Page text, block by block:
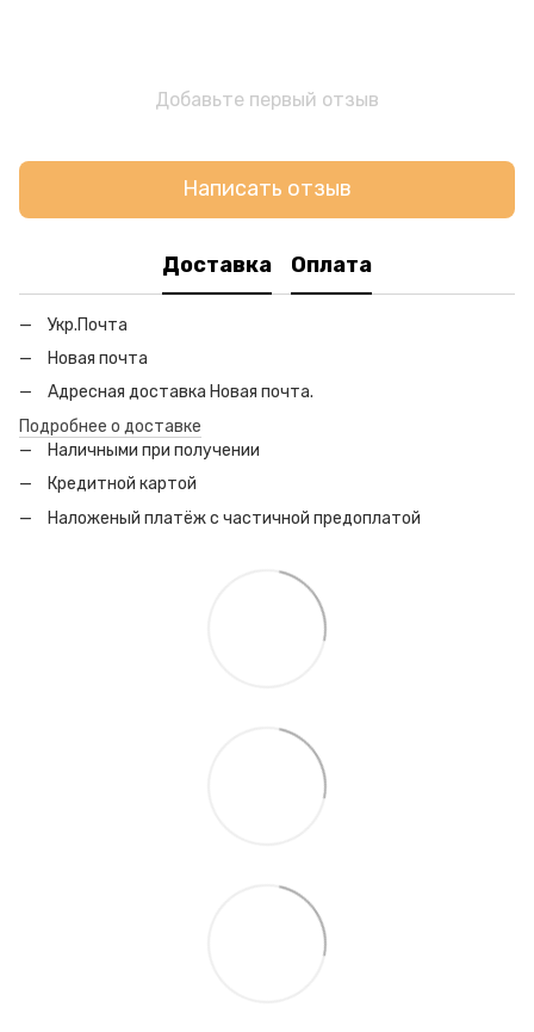
Добавьте первый отзыв
Написать отзыв
Доставка Оплата
Укр.Почта
Новая почта
Адресная доставка Новая почта.
Подробнее о доставке
Наличными при получении
Кредитной картой
Наложеный платёж с частичной предоплатой